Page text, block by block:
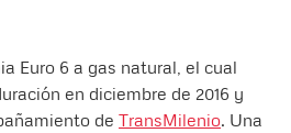
Euro 6 a gas natural, el cual
en diciembre de 2016 y
de TransMilenio. Una